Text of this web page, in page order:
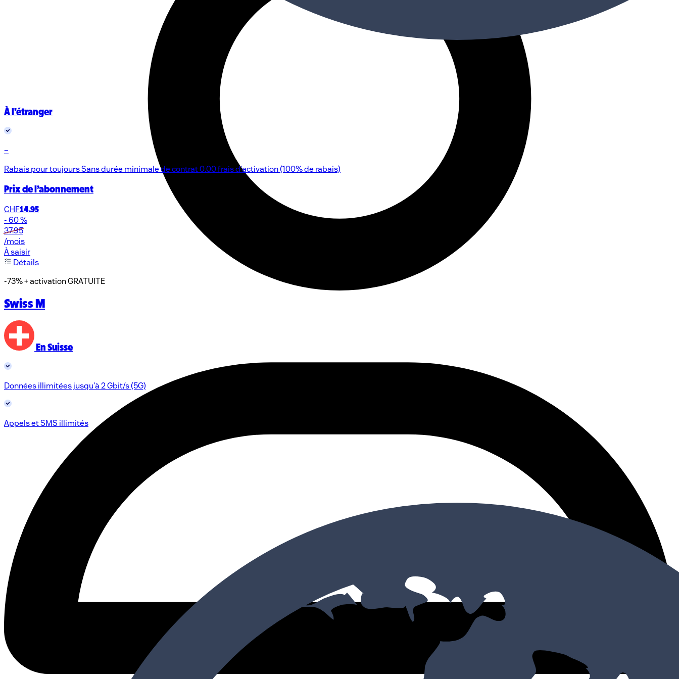
À l'étranger
–
Rabais pour toujoursSans durée minimale de contrat0.00 frais d'activation (100% de rabais)
Prix de l’abonnement
CHF14.95
- 60 %
37.95
/mois
À saisir
Détails
-73% + activation GRATUITE
Swiss M
En Suisse
Données illimitées jusqu'à 2 Gbit/s (5G)
Appels et SMS illimités